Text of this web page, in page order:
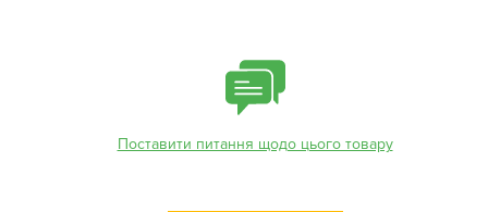
Поставити питання щодо цього товару